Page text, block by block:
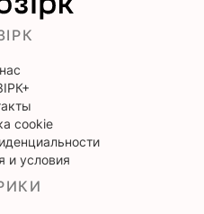
cookie
и условия